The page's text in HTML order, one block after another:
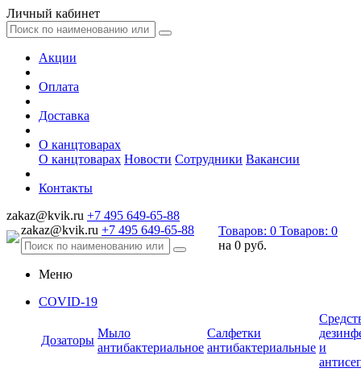
Личный кабинет
Акции
Оплата
Доставка
О канцтоварах
О канцтоварах Новости Сотрудники Вакансии
Контакты
zakaz@kvik.ru +7 495 649-65-88
zakaz@kvik.ru +7 495 649-65-88 Товаров: 0 Товаров: 0
на 0 руб.
Меню
COVID-19
Дозаторы
Мыло
антибактериальное
Салфетки
антибактериальные и